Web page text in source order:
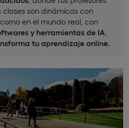
clases son dinámicas con
en el mundo real, con
y herramientas de IA.
tu aprendizaje online.